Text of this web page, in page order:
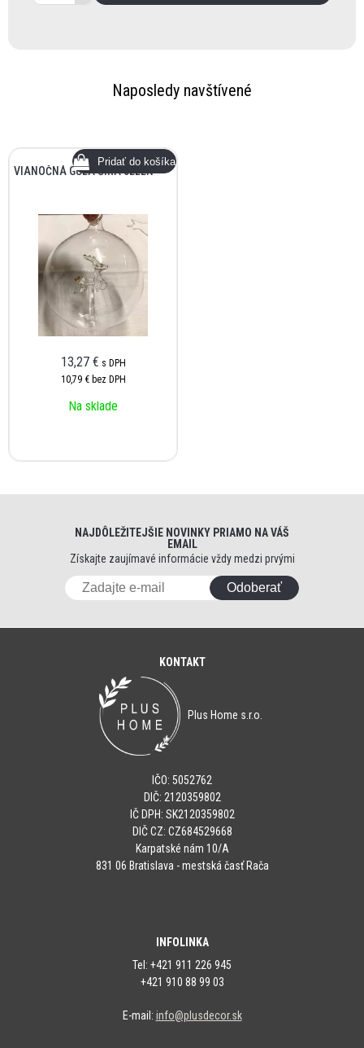
Naposledy navštívené
VIANOČNÁ GUĽA ČÍRA JELEŇ
13,27 € s DPH
10,79 € bez DPH
Na sklade
NAJDÔLEŽITEJŠIE NOVINKY PRIAMO NA VÁŠ
EMAIL
Získajte zaujímavé informácie vždy medzi prvými
Odoberať
KONTAKT
Plus Home s.r.o.
IČO: 5052762
DIČ: 2120359802
IČ DPH: SK2120359802
DIČ CZ: CZ684529668
Karpatské nám 10/A
831 06 Bratislava - mestská časť Rača
INFOLINKA
Tel: +421 911 226 945
+421 910 88 99 03
E-mail: info@plusdecor.sk